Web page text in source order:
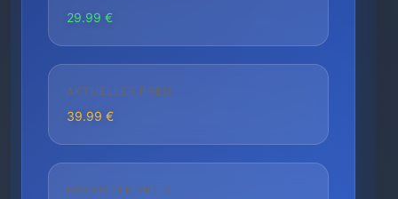
29.99 €
AKTUELLER PREIS
39.99 €
HÖCHSTER PREIS